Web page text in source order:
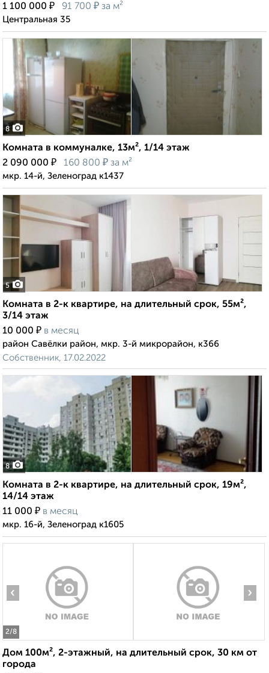
1 100 000 ₽ 91 700 ₽ за м²
Центральная 35
8
Комната в коммуналке, 13м², 1/14 этаж
2 090 000 ₽ 160 800 ₽ за м²
мкр. 14-й, Зеленоград к1437
5
Комната в 2-к квартире, на длительный срок, 55м²,
3/14 этаж
10 000 ₽ в месяц
район Савёлки район, мкр. 3-й микрорайон, к366
Собственник, 17.02.2022
8
Комната в 2-к квартире, на длительный срок, 19м²,
14/14 этаж
11 000 ₽ в месяц
мкр. 16-й, Зеленоград к1605
2/8
‹ ›
Дом 100м², 2-этажный, на длительный срок, 30 км от
города